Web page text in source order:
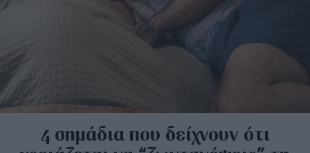
4 σημάδια που δείχνουν ότι